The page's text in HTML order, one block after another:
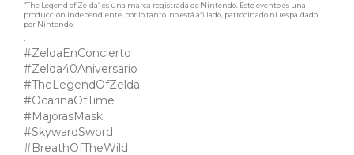
“The Legend of Zelda” es una marca registrada de Nintendo. Este evento es una
producción independiente, por lo tanto no está afiliado, patrocinado ni respaldado
por Nintendo.
.
#ZeldaEnConcierto
#Zelda40Aniversario
#TheLegendOfZelda
#OcarinaOfTime
#MajorasMask
#SkywardSword
#BreathOfTheWild